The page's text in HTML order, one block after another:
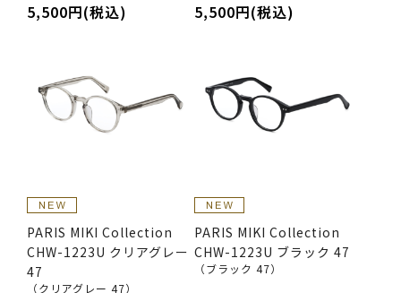
5,500円(税込) 5,500円(税込)
PARIS MIKI Collection
CHW-1223U クリアグレー
47
（クリアグレー 47）
PARIS MIKI Collection
CHW-1223U ブラック 47
（ブラック 47）